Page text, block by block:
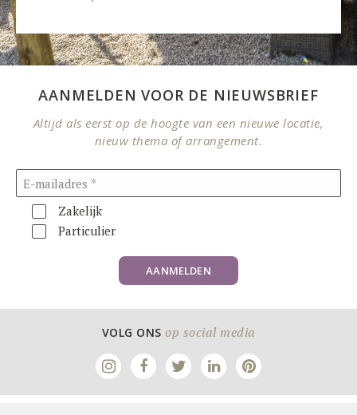
AANMELDEN VOOR DE NIEUWSBRIEF
Altijd als eerst op de hoogte van een nieuwe locatie,
nieuw thema of arrangement.
Zakelijk
Particulier
AANMELDEN
VOLG ONS op social media